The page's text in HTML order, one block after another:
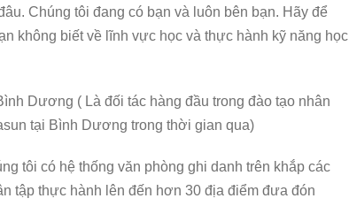
Chúng tôi đang có bạn và luôn bên bạn. Hãy để
không biết về lĩnh vực học và thực hành kỹ năng học
Dương ( Là đối tác hàng đầu trong đào tạo nhân
tại Bình Dương trong thời gian qua)
tôi có hệ thống văn phòng ghi danh trên khắp các
tập thực hành lên đến hơn 30 địa điểm đưa đón